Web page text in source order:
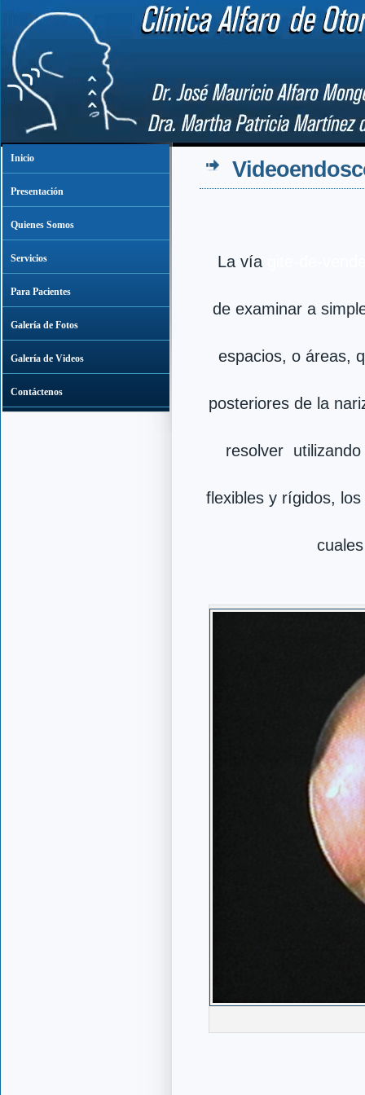
Inicio
Presentación
Quienes Somos
Servicios
Para Pacientes
Galería de Fotos
Galería de Videos
Contáctenos
La vía
de examinar a
espacios, o áreas,
posteriores de la
resolver utilizando
flexibles y rígidos,